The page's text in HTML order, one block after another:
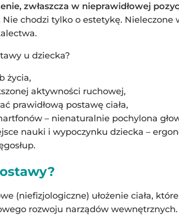
zwłaszcza w nieprawidłowej
Nie chodzi tylko o estetykę.
u dziecka?
życia,
aktywności ruchowej,
prawidłową postawę ciała,
– nienaturalnie pochylona
nauki i wypoczynku dziecka –
(niefizjologiczne) ułożenie ciała,
rozwoju narządów